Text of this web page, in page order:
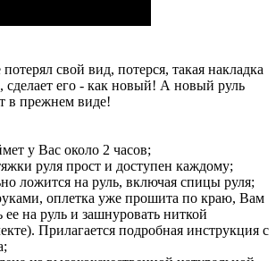
свой вид, потерся, такая накладка
сделает его - как новый! А новый руль
в прежнем виде!
у Вас около 2 часов;
руля прост и доступен каждому;
ложится на руль, включая спицы руля;
оплетка уже прошита по краю, Вам
на руль и зашнуровать ниткой
Прилагается подробная инструкция с